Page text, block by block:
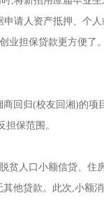
请人资产抵押、个
业担保贷款更方便了。
归(校友回湘)的项
保范围。
人口小额信贷、住
他贷款。此次,小额